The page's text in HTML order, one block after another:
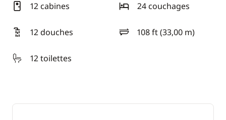
12 cabines 24 couchages
12 douches 108 ft (33,00 m)
longueur
12 toilettes